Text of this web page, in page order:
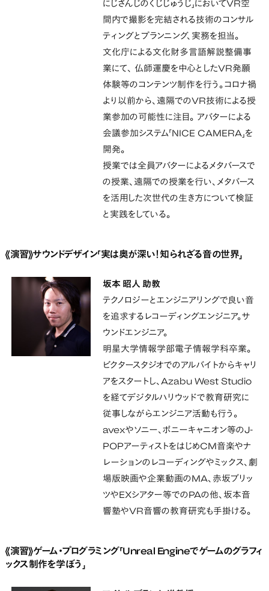
にじさんじのくじじゅうじ」においてVR空
間内で撮影を完結される技術のコンサル
ティングとプランニング、実務を担当。
文化庁による文化財多言語解説整備事
業にて、 仏師運慶を中心としたVR発願
体験等のコンテンツ制作を行う。コロナ禍
より以前から、遠隔でのVR技術による授
業参加の可能性に注目。 アバターによる
会議参加システム「NICE CAMERA」を
開発。
授業では全員アバターによるメタバースで
の授業、遠隔での授業を行い、メタバース
を活用した次世代の生き方について検証
と実践をしている。
《演習》サウンドデザイン「実は奥が深い！知られざる音の世界」
坂本 昭人 助教
テクノロジーとエンジニアリングで良い音
を追求するレコーディングエンジニア。サ
ウンドエンジニア。
明星大学情報学部電子情報学科卒業。
ビクタースタジオでのアルバイトからキャリ
アをスタートし、Azabu West Studio
を経てデジタルハリウッドで教育研究に
従事しながらエンジニア活動も行う。
avexやソニー、ポニーキャニオン等のJ-
POPアーティストをはじめCM音楽やナ
レーションのレコーディングやミックス、劇
場版映画や企業動画のMA、赤坂ブリッ
ツやEXシアター等でのPAの他、坂本音
響塾やVR音響の教育研究も手掛ける。
《演習》ゲーム・プログラミング「Unreal Engineでゲームのグラフィ
ックス制作を学ぼう」